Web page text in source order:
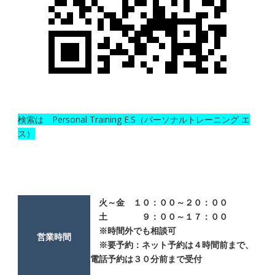
検索は Personal Training E.S（パーソナルトレーニング エ
ス）
営業時間
火～金 １０：００～２０：００
土 ９：００～１７：００
※時間外でも相談可
※要予約：ネット予約は４時間前まで、
電話予約は３０分前まで受付